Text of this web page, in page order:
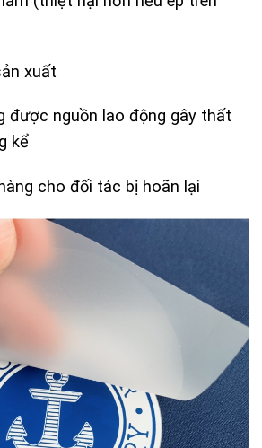
xuất
được nguồn lao động gây thất
kể
cho đối tác bị hoãn lại